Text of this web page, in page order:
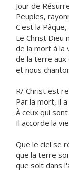
Jour de
Peuples,
C'est la Pâque,
Le Christ Dieu
de la mort à la
de la terre aux
et nous
R/ Christ est
Par la mort, il
À ceux qui
Il accorde la
Que le ciel se
que la terre
que soit dans